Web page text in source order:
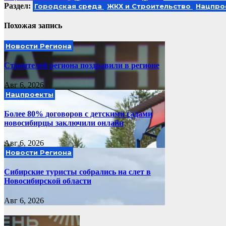
по
Раздел: Городская среда ЖКХ и Строительство
Похожая запись
Новости Региона
Строителей региона поздравили в регионе
Авг 6, 2026
Нацпроекты
Более 80% договоров с детскими садами
новосибирцы заключили онлайн
Авг 6, 2026
Новости Региона
Сибирские туристы собрались на слет в
Новосибирской области
Авг 6, 2026